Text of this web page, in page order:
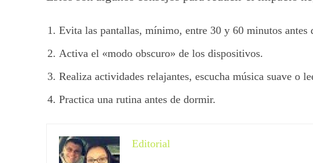
Evita las pantallas, mínimo, entre 30 y 60 minutos antes
Activa el «modo obscuro» de los dispositivos.
Realiza actividades relajantes, escucha música suave o
Practica una rutina antes de dormir.
Editorial